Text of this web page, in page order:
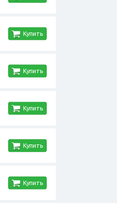
Купить
Купить
Купить
Купить
Купить